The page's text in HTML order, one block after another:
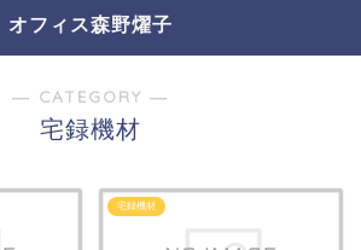
オフィス森野燿子
― CATEGORY ―
宅録機材
宅録機材